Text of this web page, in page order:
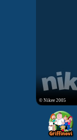
© Nikee 2005